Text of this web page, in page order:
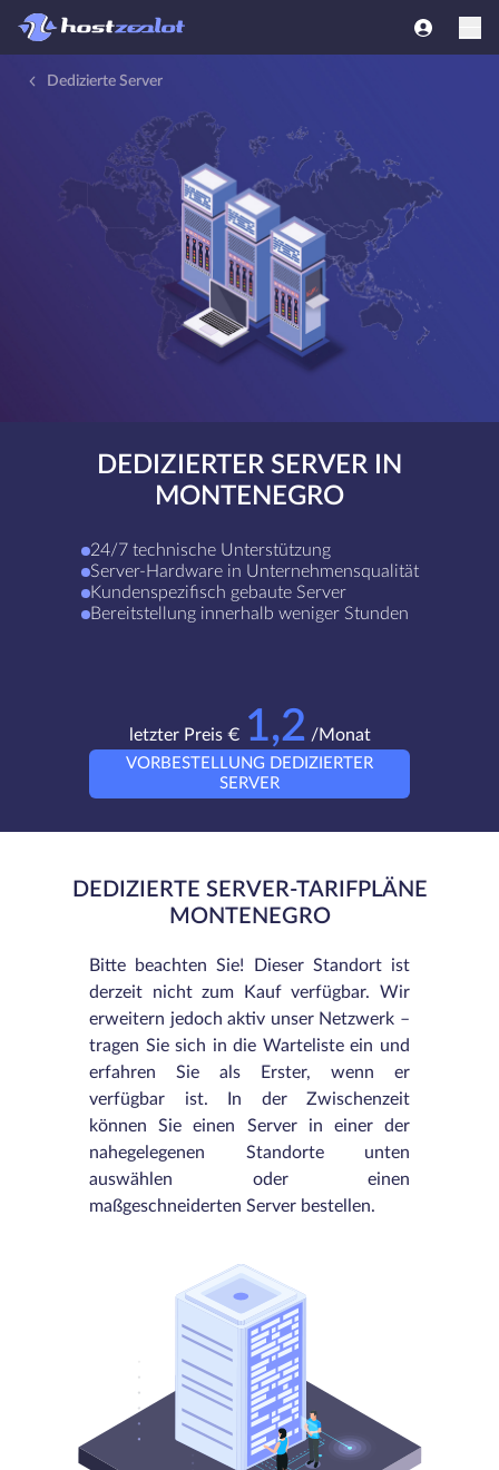
Dedizierte Server
DEDIZIERTER SERVER IN
MONTENEGRO
24/7 technische Unterstützung
Server-Hardware in Unternehmensqualität
Kundenspezifisch gebaute Server
Bereitstellung innerhalb weniger Stunden
letzter Preis € 1,2 /Monat
VORBESTELLUNG DEDIZIERTER
SERVER
DEDIZIERTE SERVER-TARIFPLÄNE
MONTENEGRO
Bitte beachten Sie! Dieser Standort ist
derzeit nicht zum Kauf verfügbar. Wir
erweitern jedoch aktiv unser Netzwerk –
tragen Sie sich in die Warteliste ein und
erfahren Sie als Erster, wenn er
verfügbar ist. In der Zwischenzeit
können Sie einen Server in einer der
nahegelegenen Standorte unten
auswählen oder einen
maßgeschneiderten Server bestellen.